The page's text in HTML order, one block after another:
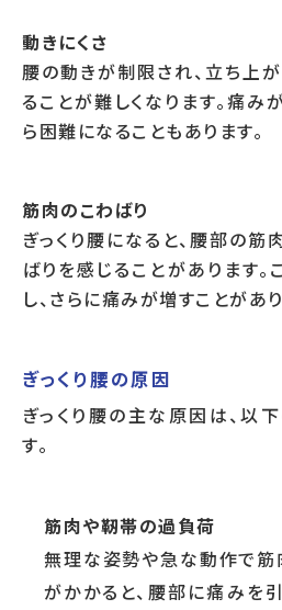
動きにくさ
腰の動きが制限され、立ち上
ることが難しくなります。痛み
ら困難になることもあります。
筋肉のこわばり
ぎっくり腰になると、腰部の筋
ばりを感じることがあります。
し、さらに痛みが増すことがあり
ぎっくり腰の原因
ぎっくり腰の主な原因は、以
す。
筋肉や靭帯の過負荷
無理な姿勢や急な動作で
がかかると、腰部に痛みを